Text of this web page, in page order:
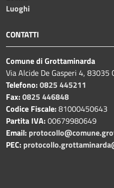
Luoghi
CONTATTI
Comune di Grottaminarda
Via Alcide De Gasperi 4, 83035
Telefono:0825 445211
Fax:0825 446848
Codice Fiscale:81000450643
Partita IVA:00679980649
Email:
PEC: